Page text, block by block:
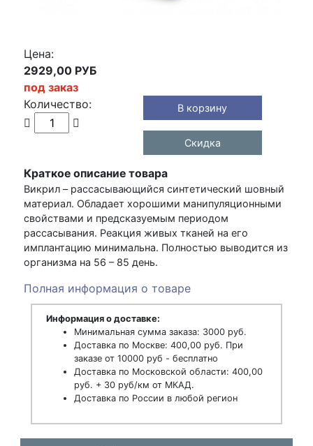
Цена:
2929,00 РУБ
под заказ
Количество:
В корзину
Скидка
Краткое описание товара
Викрил – рассасывающийся синтетический шовный
материал. Обладает хорошими манипуляционными
свойствами и предсказуемым периодом
рассасывания. Реакция живых тканей на его
имплантацию минимальна. Полностью выводится из
организма на 56 – 85 день.
Полная информация о товаре
Информация о доставке:
Минимальная сумма заказа: 3000 руб.
Доставка по Москве: 400,00 руб. При
заказе от 10000 руб - бесплатно
Доставка по Московской области: 400,00
руб. + 30 руб/км от МКАД.
Доставка по России в любой регион